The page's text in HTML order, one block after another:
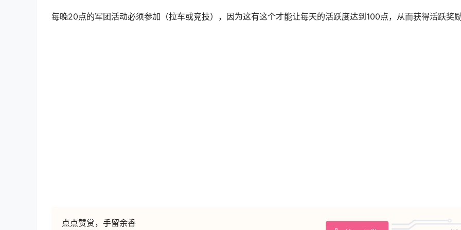
每晚20点的军团活动必须参加 （拉车或竞技），因为这有这个才能让每天的活跃度达到100点，从而获得活跃奖